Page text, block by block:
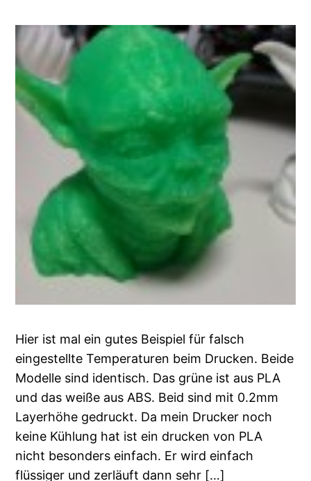
Hier ist mal ein gutes Beispiel für falsch
eingestellte Temperaturen beim Drucken. Beide
Modelle sind identisch. Das grüne ist aus PLA
und das weiße aus ABS. Beid sind mit 0.2mm
Layerhöhe gedruckt. Da mein Drucker noch
keine Kühlung hat ist ein drucken von PLA
nicht besonders einfach. Er wird einfach
flüssiger und zerläuft dann sehr […]